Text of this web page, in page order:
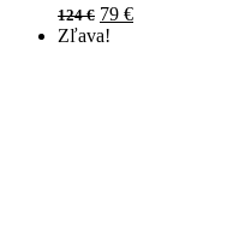
124€ Original
price
79 €Current
Zľava!